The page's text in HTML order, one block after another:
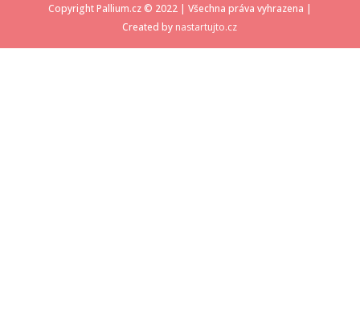
Copyright Pallium.cz © 2022 | Všechna práva vyhrazena |
Created by nastartujto.cz